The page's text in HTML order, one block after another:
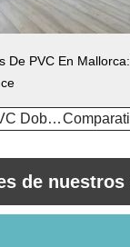
De PVC En
Ventanas De PVC Doble Vidrio En Mallorca: Confort Y Ahorro Energético Para Tu Hogar
de